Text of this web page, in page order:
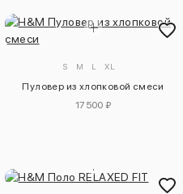
S M L XL
Пуловер из хлопковой смеси
17500 ₽